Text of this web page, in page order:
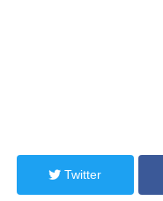
Twitter